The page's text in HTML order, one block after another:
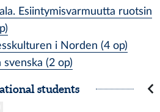
Esiintymisvarmuutta ruotsin
i Norden (4 op)
(2 op)
students